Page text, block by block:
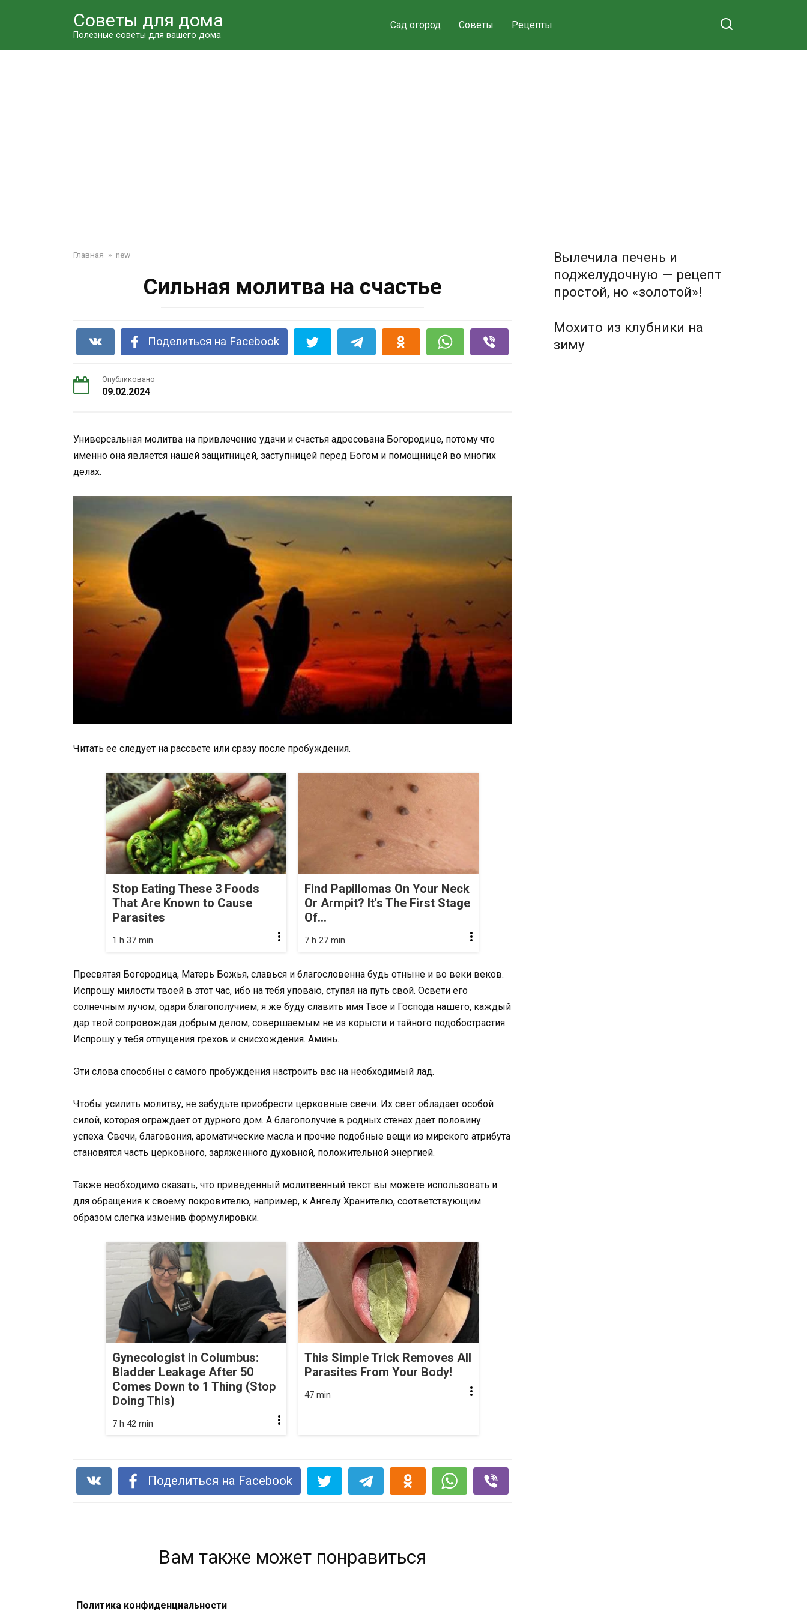
Советы для дома
Полезные советы для вашего дома
Сад огород Советы Рецепты
Главная » new
Сильная молитва на счастье
Поделиться на Facebook
Опубликовано
09.02.2024
Универсальная молитва на привлечение удачи и счастья адресована Богородице, потому что
именно она является нашей защитницей, заступницей перед Богом и помощницей во многих
делах.
Читать ее следует на рассвете или сразу после пробуждения.
Stop Eating These 3 Foods
That Are Known to Cause
Parasites
1 h 37 min
Find Papillomas On Your Neck
Or Armpit? It's The First Stage
Of...
7 h 27 min
Пресвятая Богородица, Матерь Божья, славься и благословенна будь отныне и во веки веков.
Испрошу милости твоей в этот час, ибо на тебя уповаю, ступая на путь свой. Освети его
солнечным лучом, одари благополучием, я же буду славить имя Твое и Господа нашего, каждый
дар твой сопровождая добрым делом, совершаемым не из корысти и тайного подобострастия.
Испрошу у тебя отпущения грехов и снисхождения. Аминь.
Эти слова способны с самого пробуждения настроить вас на необходимый лад.
Чтобы усилить молитву, не забудьте приобрести церковные свечи. Их свет обладает особой
силой, которая ограждает от дурного дом. А благополучие в родных стенах дает половину
успеха. Свечи, благовония, ароматические масла и прочие подобные вещи из мирского атрибута
становятся часть церковного, заряженного духовной, положительной энергией.
Также необходимо сказать, что приведенный молитвенный текст вы можете использовать и
для обращения к своему покровителю, например, к Ангелу Хранителю, соответствующим
образом слегка изменив формулировки.
Gynecologist in Columbus:
Bladder Leakage After 50
Comes Down to 1 Thing (Stop
Doing This)
7 h 42 min
This Simple Trick Removes All
Parasites From Your Body!
47 min
Поделиться на Facebook
Вам также может понравиться
Пейте лимонную воду вместо
Вылечила печень и
поджелудочную — рецепт
простой, но «золотой»!
Мохито из клубники на
зиму
Политика конфиденциальности